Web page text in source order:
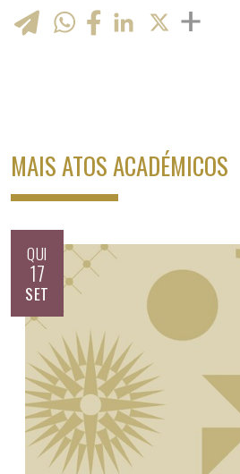
WhatsApp
LinkedIn
X
MAIS ATOS ACADÉMICOS
QUI
17
SET